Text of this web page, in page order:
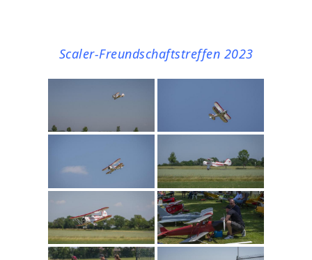
Scaler-Freundschaftstreffen 2023